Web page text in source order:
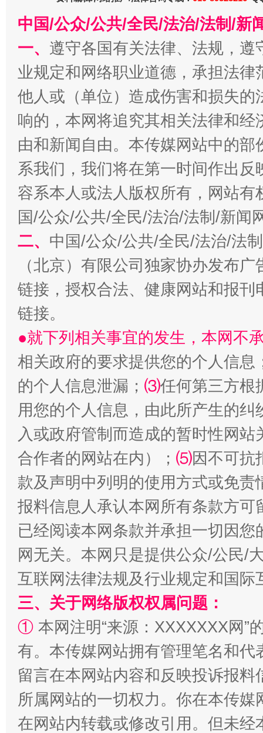
揭开“小金库”的免责幌子
受贿1.44亿！段成刚被判无期 从幼
全民健身五年计划来了！等你上场
阿坝州三大球赛在茂县开幕 规模
国家大学科技园优化重塑工作
中国/公众/公共/全民/法治/法制/新
一、 遵守各国有关法律、法规，
业规定和网络职业道德，承担法
他人或（单位）造成伤害和损失
响的，本网将追究其相关法律和
由和新闻自由。本传媒网站中的
系我们，我们将在第一时间作出
容系本人或法人版权所有，网站
国/公众/公共/全民/法治/法制/新闻
二、 中国/公众/公共/全民/法治/法
（北京）有限公司独家协办发布
链接，授权合法、健康网站和报
链接。
●就下列相关事宜的发生，本网不
相关政府的要求提供您的个人信息
的个人信息泄漏； ⑶任何第三方根
用您的个人信息，由此所产生的纠
入或政府管制而造成的暂时性网
合作者的网站在内）； ⑸因不可抗
款及声明中列明的使用方式或免责
报料信息人承认本网所有条款方
已经阅读本网条款并承担一切因
网无关。本网只是提供公众/公民/
互联网法律法规及行业规定和国
三、关于网络版权权属问题：
① 本网注明“来源：XXXXXXX网”
有。本传媒网站拥有管理笔名和
留言在本网站内容和反映投诉报
所属网站的一切权力。你在本传
在网站内转载或修改引用。但未